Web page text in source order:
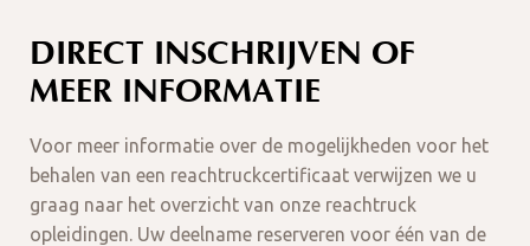
DIRECT INSCHRIJVEN OF
MEER INFORMATIE
Voor meer informatie over de mogelijkheden voor het
behalen van een reachtruckcertificaat verwijzen we u
graag naar het overzicht van onze reachtruck
opleidingen. Uw deelname reserveren voor één van de